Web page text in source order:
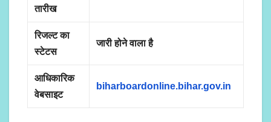
तारीख
रिजल्ट का
स्टेटस
जारी होने वाला है
आधिकारिक
वेबसाइट
biharboardonline.bihar.gov.in